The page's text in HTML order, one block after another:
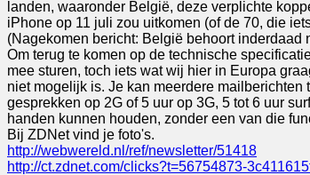
landen, waaronder België, deze verplichte
iPhone op 11 juli zou uitkomen (of de 70, die
(Nagekomen bericht: België behoort
Om terug te komen op de technische
mee sturen, toch iets wat wij hier in Europa
niet mogelijk is. Je kan meerdere
gesprekken op 2G of 5 uur op 3G, 5 tot 6 uur
handen kunnen houden, zonder een van die
Bij ZDNet vind je foto's.
http://webwereld.nl/ref/newsletter/51418
http://ct.zdnet.com/clicks?t=56754873-